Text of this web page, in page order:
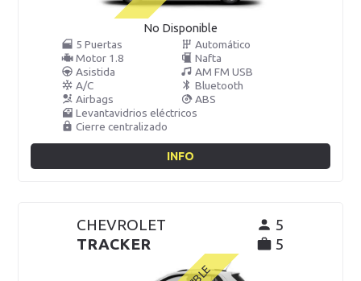
No Disponible
5 Puertas
Automático
Motor 1.8
Nafta
Asistida
AM FM USB
A/C
Bluetooth
Airbags
ABS
Levantavidrios eléctricos
Cierre centralizado
INFO
CHEVROLET
TRACKER
5
5